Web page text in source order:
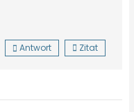
Antwort Zitat